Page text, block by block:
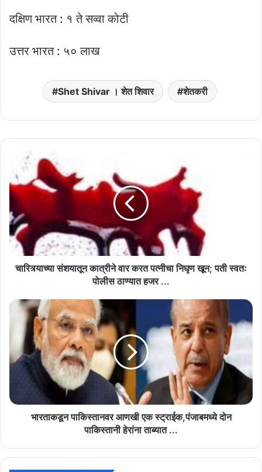
दक्षिण भारत : १ ते सव्वा कोटी
उत्तर भारत : ५० लाख
Shet Shivar । शेत शिवार शेतकरी
चारित्र्याच्या
संशयातून
कात्रीने
वार
करत
पत्नीचा
निघृण
खून;
स्वतः
हजर
चारित्र्याच्या संशयातून कात्रीने वार करत पत्नीचा निघृण खून; पती स्वतः
पोलीस ठाण्यात हजर ...
भारताकडून
पाकिस्तानवर
आणखी
स्ट्राईक,पंजाबमध्ये
दोन
ताब्यात
भारताकडून पाकिस्तानवर आणखी एक स्ट्राईक,पंजाबमध्ये दोन
पाकिस्तानी हेरांना ताब्यात ...